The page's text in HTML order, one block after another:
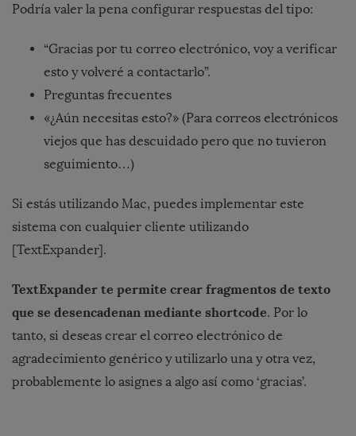
Podría valer la pena configurar respuestas del tipo:
“Gracias por tu correo electrónico, voy a verificar
esto y volveré a contactarlo”.
Preguntas frecuentes
«¿Aún necesitas esto?» (Para correos electrónicos
viejos que has descuidado pero que no tuvieron
seguimiento…)
Si estás utilizando Mac, puedes implementar este
sistema con cualquier cliente utilizando
[TextExpander].
TextExpander te permite crear fragmentos de texto
que se desencadenan mediante shortcode. Por lo
tanto, si deseas crear el correo electrónico de
agradecimiento genérico y utilizarlo una y otra vez,
probablemente lo asignes a algo así como ‘gracias’.